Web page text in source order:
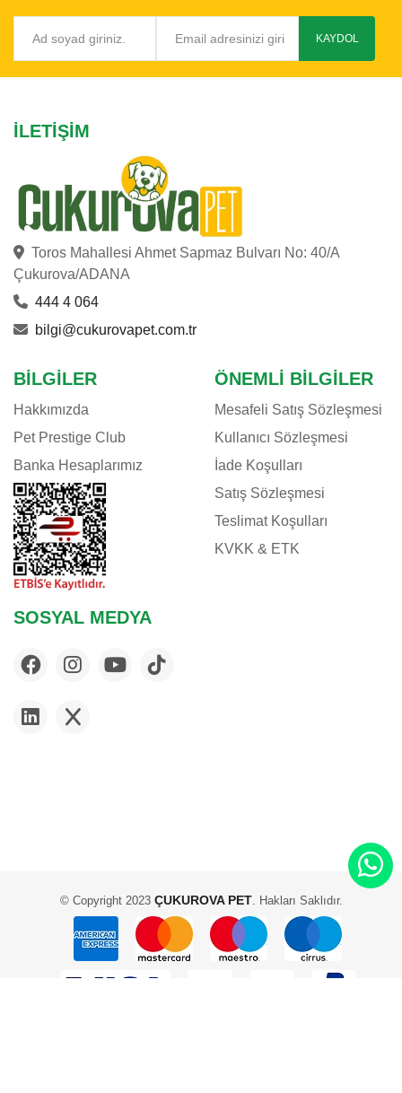
KAYDOL
İLETIŞIM
Toros Mahallesi Ahmet Sapmaz Bulvarı No: 40/A
Çukurova/ADANA
444 4 064
bilgi@cukurovapet.com.tr
BILGILER
Hakkımızda
Pet Prestige Club
Banka Hesaplarımız
ÖNEMLI BILGILER
Mesafeli Satış Sözleşmesi
Kullanıcı Sözleşmesi
İade Koşulları
Satış Sözleşmesi
Teslimat Koşulları
KVKK & ETK
SOSYAL MEDYA
© Copyright 2023ÇUKUROVA PET. Hakları Saklıdır.